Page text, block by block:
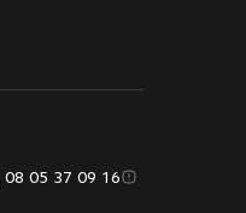
08 05 37 09 16